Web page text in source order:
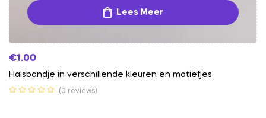
Lees Meer
€1.00
Halsbandje in verschillende kleuren en motiefjes
(0 reviews)